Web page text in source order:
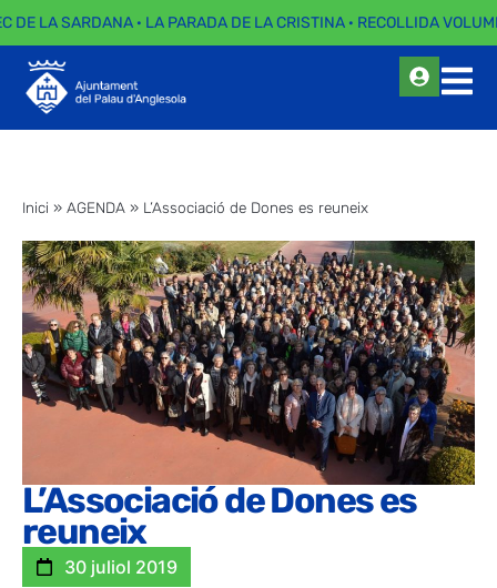
DE LA SARDANA · LA PARADA DE LA CRISTINA · RECOLLIDA
Inici » AGENDA » L’Associació de Dones es reuneix
L’Associació de Dones es
reuneix
30 juliol 2019